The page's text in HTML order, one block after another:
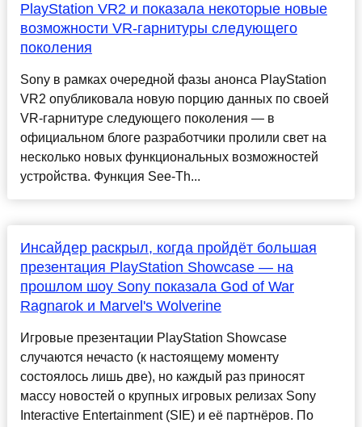
PlayStation VR2 и показала некоторые новые
возможности VR-гарнитуры следующего
поколения
Sony в рамках очередной фазы анонса PlayStation
VR2 опубликовала новую порцию данных по своей
VR-гарнитуре следующего поколения — в
официальном блоге разработчики пролили свет на
несколько новых функциональных возможностей
устройства. Функция See-Th...
Инсайдер раскрыл, когда пройдёт большая
презентация PlayStation Showcase — на
прошлом шоу Sony показала God of War
Ragnarok и Marvel's Wolverine
Игровые презентации PlayStation Showcase
случаются нечасто (к настоящему моменту
состоялось лишь две), но каждый раз приносят
массу новостей о крупных игровых релизах Sony
Interactive Entertainment (SIE) и её партнёров. По